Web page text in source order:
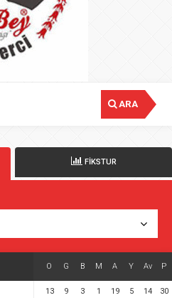
ARA
FİKSTUR
O G B M A Y Av P
13 9 3 1 19 5 14 30